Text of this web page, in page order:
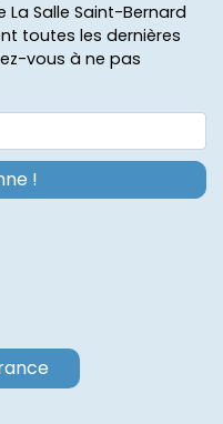
Salle Saint-Bernard
toutes les dernières
vous à ne pas